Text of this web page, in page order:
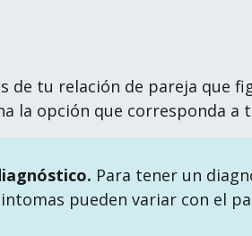
de tu relación de pareja que
la opción que corresponda a
Para tener un
pueden variar con el